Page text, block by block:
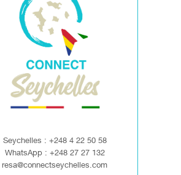
Seychelles : +248 4 22 50 58
WhatsApp : +248 27 27 132
resa@connectseychelles.com